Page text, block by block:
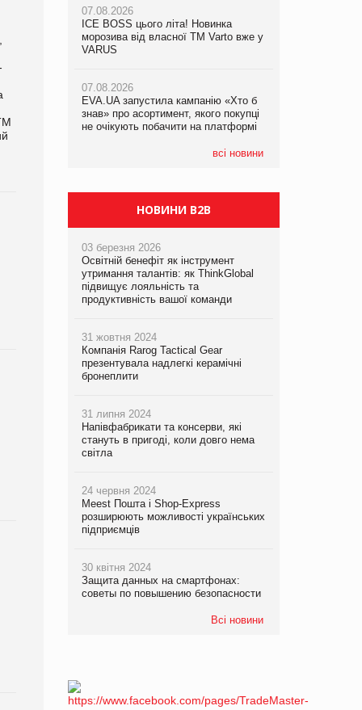
07.08.2026
ICE BOSS цього літа! Новинка
морозива від власної ТМ Varto вже у
VARUS
07.08.2026
EVA.UA запустила кампанію «Хто б
знав» про асортимент, якого покупці
не очікують побачити на платформі
всі новини
06.08.2026
Смачна новинка для хвостатих: у
VARUS з’явилися паучі Varto Paw
05.08.2026
Мережа супермаркетів VARUS купує
мережу магазинів формату
компанія налічуватиме 374 магазини
07.08.2026
Франція заборонила рекламні дзвінки
НОВИНИ B2B
03 березня 2026
Освітній бенефіт як інструмент
утримання талантів: як ThinkGlobal
підвищує лояльність та
продуктивність вашої команди
31 жовтня 2024
Компанія Rarog Tactical Gear
презентувала надлегкі керамічні
бронеплити
31 липня 2024
Напівфабрикати та консерви, які
стануть в пригоді, коли довго нема
світла
24 червня 2024
Meest Пошта і Shop-Express
розширюють можливості українських
підприємців
30 квітня 2024
Защита данных на смартфонах:
советы по повышению безопасности
Всі новини